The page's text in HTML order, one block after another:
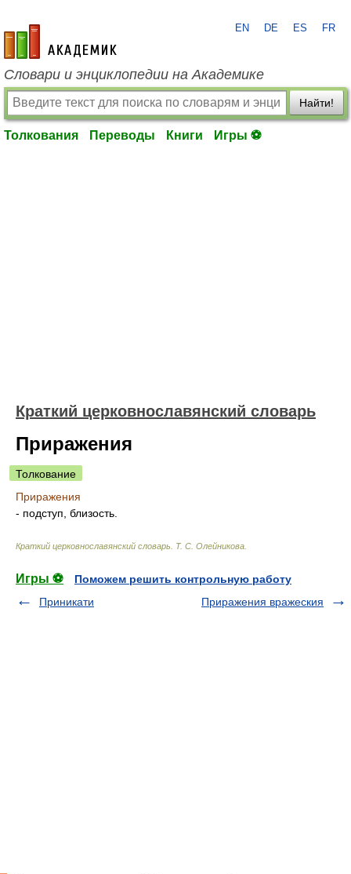
academic.ru
EN DE ES FR
Словари и энциклопедии на Академике
Найти!
Толкования Переводы Книги Игры ⚽
Краткий церковнославянский словарь
Приражения
Толкование
Приражения
- подступ, близость.
Краткий церковнославянский словарь Т. С. Олейникова
Игры ⚽
Поможем решить контрольную работу
Приникати
Приражения вражеския